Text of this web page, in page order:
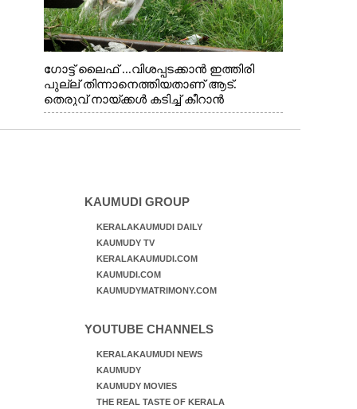
ഗോട്ട് ലൈഫ് ...വിശപ്പടക്കാൻ ഇത്തിരി
പുല്ല് തിന്നാനെത്തിയതാണ് ആട്.
തെരുവ് നായ്ക്കൾ കടിച്ച് കീറാൻ
വന്നതോടെ വയറിന്റെ ആന്തൽ മറന്ന്
ജീവന് വേണ്ടിയായി ഓട്ടം. എറണാകുളം
KAUMUDI GROUP
KERALAKAUMUDI DAILY
KAUMUDY TV
KERALAKAUMUDI.COM
KAUMUDI.COM
KAUMUDYMATRIMONY.COM
YOUTUBE CHANNELS
KERALAKAUMUDI NEWS
KAUMUDY
KAUMUDY MOVIES
THE REAL TASTE OF KERALA